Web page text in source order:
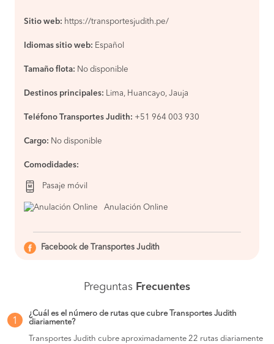
Sitio web: https://transportesjudith.pe/
Idiomas sitio web: Español
Tamaño flota: No disponible
Destinos principales: Lima, Huancayo, Jauja
Teléfono Transportes Judith: +51 964 003 930
Cargo: No disponible
Comodidades:
Pasaje móvil
Anulación Online
Facebook de Transportes Judith
Preguntas Frecuentes
1
¿Cuál es el número de rutas que cubre Transportes Judith
diariamente?
Transportes Judith cubre aproximadamente 22 rutas diariamente